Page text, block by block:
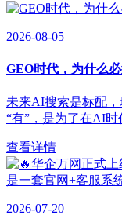
2026-08-05
GEO时代，为什么
未来AI搜索是标配
“有”，是为了在AI时
查看详情
2026-07-20